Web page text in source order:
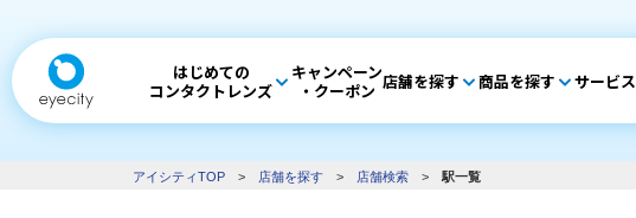
はじめての
コンタクトレンズ
キャンペーン
・クーポン 店舗を探す 商品を探す サービス
アイシティTOP > 店舗を探す > 店舗検索 > 駅一覧